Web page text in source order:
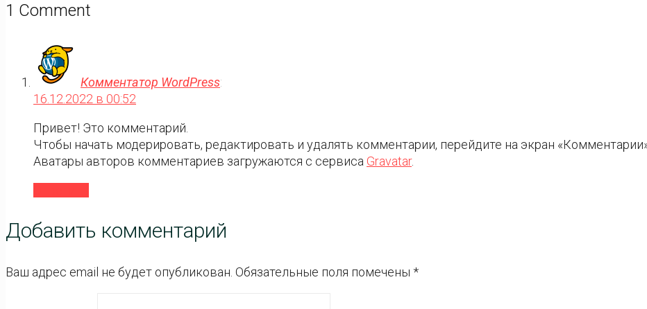
1 Comment
Комментатор WordPress:
16.12.2022 в 00:52
Привет! Это комментарий.
Чтобы начать модерировать, редактировать и удалять комментарии, перейдите на экран
Аватары авторов комментариев загружаются с сервиса Gravatar.
Добавить комментарий
Ваш адрес email не будет опубликован. Обязательные поля помечены *